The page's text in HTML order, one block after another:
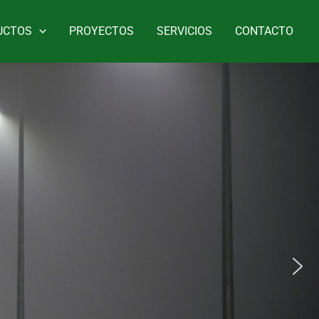
PROYECTOS SERVICIOS CONTACTO